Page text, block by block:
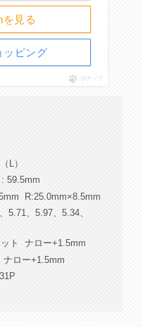
見る
ッピング
ポチップ
L）
59.5mm
R:25.0mm×8.5mm
、5.97、5.34、
ト ナロー+1.5mm
ナロー+1.5mm